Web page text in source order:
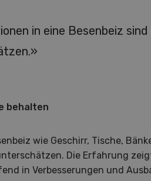
in eine Besenbeiz
behalten
wie Geschirr, Tische,
Die Erfahrung
in Verbesserungen und